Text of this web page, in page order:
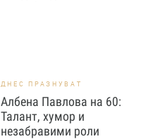
ДНЕС ПРАЗНУВАТ
Албена Павлова на 60:
Талант, хумор и
незабравими роли